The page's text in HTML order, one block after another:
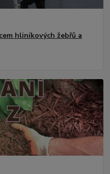
hliníkových žebřů a